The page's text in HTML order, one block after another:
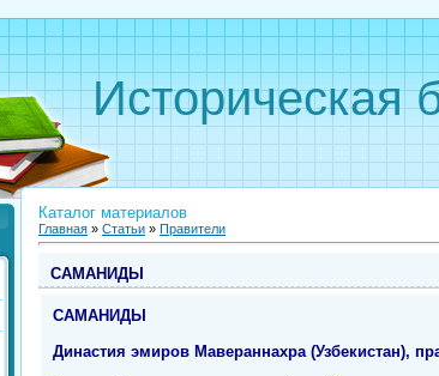
Историческая
Каталог материалов
Главная » Статьи » Правители
САМАНИДЫ
САМАНИДЫ
Династия эмиров Мавераннахра (Узбекистан),